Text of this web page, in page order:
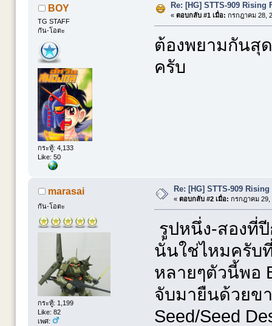
BOY
TG STAFF
กัน-โอตะ
กระทู้: 4,133
Like: 50
Re: [HG] STTS-909 Rising
« ตอบกลับ #1 เมื่อ: กรกฎาคม 28,
ต้องพยามกันสุ
ครับ
marasai
กัน-โอตะ
กระทู้: 1,199
Like: 82
เพศ:
Re: [HG] STTS-909
« ตอบกลับ #2 เมื่อ: กรกฎาคม 29,
รูปหนึ่ง-สองที่
นั่นใช่ไหมครับ
หลายๆตัวนี้พอ
จับมายืนด้วยข
Seed/Seed